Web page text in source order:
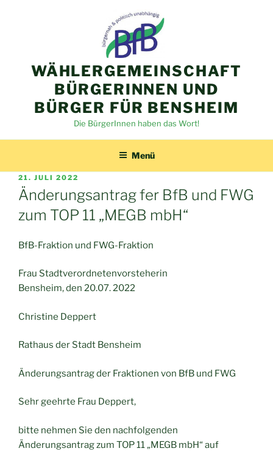
WÄHLERGEMEINSCHAFT
BÜRGERINNEN UND
BÜRGER FÜR BENSHEIM
Die BürgerInnen haben das Wort!
Menü
VERÖFFENTLICHT
AM
21. JULI 2022
Änderungsantrag fer BfB und FWG
zum TOP 11 „MEGB mbH“
BfB-Fraktion und FWG-Fraktion
Frau Stadtverordnetenvorsteherin
Bensheim, den 20.07. 2022
Christine Deppert
Rathaus der Stadt Bensheim
Änderungsantrag der Fraktionen von BfB und FWG
Sehr geehrte Frau Deppert,
bitte nehmen Sie den nachfolgenden
Änderungsantrag zum TOP 11 „MEGB mbH“ auf